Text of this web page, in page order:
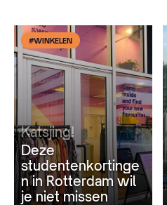
#WINKELEN
Katsjing!
Deze
studentenkortinge
n in Rotterdam wil
je niet missen